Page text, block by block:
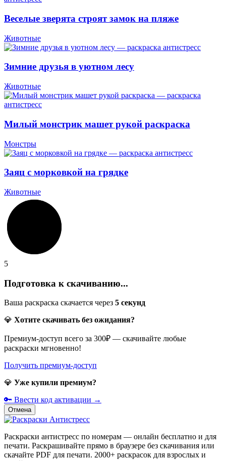
Веселые зверята строят замок на пляже
Животные
Зимние друзья в уютном лесу
Животные
Милый монстрик машет рукой раскраска
Монстры
Заяц с морковкой на грядке
Животные
5
Подготовка к скачиванию...
Ваша раскраска скачается через 5 секунд
💎 Хотите скачивать без ожидания?
Премиум-доступ всего за 300₽ — скачивайте любые
раскраски мгновенно!
Получить премиум-доступ
💎 Уже купили премиум?
🔑 Ввести код активации →
Отмена
Раскраски антистресс по номерам — онлайн бесплатно и для
печати. Раскрашивайте прямо в браузере без скачивания или
скачайте PDF для печати. 2000+ раскрасок для взрослых и